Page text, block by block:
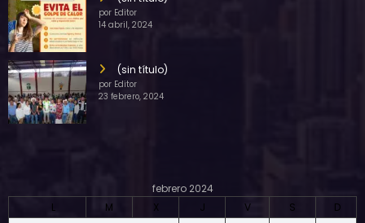
por Editor
14 abril, 2024
(sin título)
por Editor
23 febrero, 2024
febrero 2024
L
M X J V S
D